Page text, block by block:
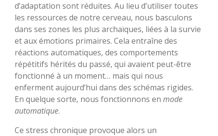
d’adaptation sont réduites. Au lieu d’utiliser toutes
les ressources de notre cerveau, nous basculons
dans ses zones les plus archaïques, liées à la survie
et aux émotions primaires. Cela entraîne des
réactions automatiques, des comportements
répétitifs hérités du passé, qui avaient peut-être
fonctionné à un moment… mais qui nous
enferment aujourd’hui dans des schémas rigides.
En quelque sorte, nous fonctionnons en mode
automatique.
Ce stress chronique provoque alors un